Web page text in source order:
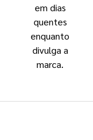
em dias
quentes
enquanto
divulga a
marca.